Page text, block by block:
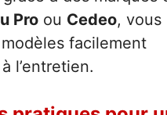
Pro ou Cedeo, vous
facilement
l’entretien.